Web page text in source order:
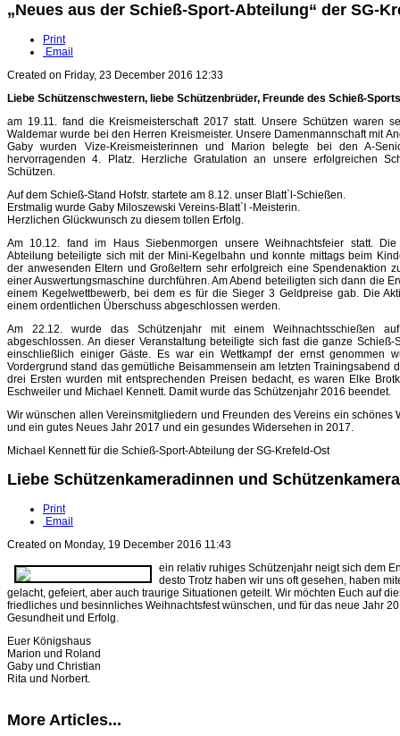
„Neues aus der Schieß-Sport-Abteilung“ der SG-
Print
Email
Created on Friday, 23 December 2016 12:33
Liebe Schützenschwestern, liebe Schützenbrüder, Freunde des Schieß-
am 19.11. fand die Kreismeisterschaft 2017 statt. Unsere Schützen waren
Waldemar wurde bei den Herren Kreismeister. Unsere Damenmannschaft mit
Gaby wurden Vize-Kreismeisterinnen und Marion belegte bei den A-
hervorragenden 4. Platz. Herzliche Gratulation an unsere erfolgreichen
Schützen.
Auf dem Schieß-Stand Hofstr. startete am 8.12. unser Blatt`l-Schießen.
Erstmalig wurde Gaby Miloszewski Vereins-Blatt`l -Meisterin.
Herzlichen Glückwunsch zu diesem tollen Erfolg.
Am 10.12. fand im Haus Siebenmorgen unsere Weihnachtsfeier statt. Die
Abteilung beteiligte sich mit der Mini-Kegelbahn und konnte mittags beim
der anwesenden Eltern und Großeltern sehr erfolgreich eine Spendenaktion
einer Auswertungsmaschine durchführen. Am Abend beteiligten sich dann die
einem Kegelwettbewerb, bei dem es für die Sieger 3 Geldpreise gab. Die
einem ordentlichen Überschuss abgeschlossen werden.
Am 22.12. wurde das Schützenjahr mit einem Weihnachtsschießen auf
abgeschlossen. An dieser Veranstaltung beteiligte sich fast die ganze Schieß-
einschließlich einiger Gäste. Es war ein Wettkampf der ernst genommen
Vordergrund stand das gemütliche Beisammensein am letzten Trainingsabend
drei Ersten wurden mit entsprechenden Preisen bedacht, es waren Elke
Eschweiler und Michael Kennett. Damit wurde das Schützenjahr 2016 beendet.
Wir wünschen allen Vereinsmitgliedern und Freunden des Vereins ein schönes
und ein gutes Neues Jahr 2017 und ein gesundes Widersehen in 2017.
Michael Kennett für die Schieß-Sport-Abteilung der SG-Krefeld-Ost
Liebe Schützenkameradinnen und
Print
Email
Created on Monday, 19 December 2016 11:43
ein relativ ruhiges Schützenjahr neigt sich dem
desto Trotz haben wir uns oft gesehen, haben
gelacht, gefeiert, aber auch traurige Situationen geteilt. Wir möchten Euch auf
friedliches und besinnliches Weihnachtsfest wünschen, und für das neue Jahr
Gesundheit und Erfolg.
Euer Königshaus
Marion und Roland
Gaby und Christian
Rita und Norbert.
More Articles...